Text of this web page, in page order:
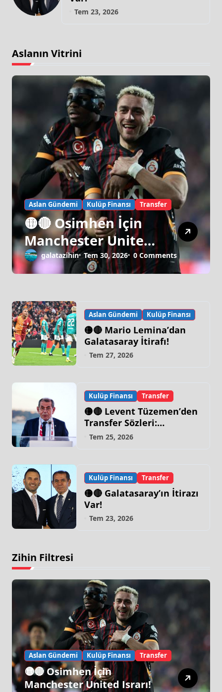
Tem 23, 2026
Aslanın Vitrini
Aslan Gündemi Kulüp Finansı Transfer
🟡🔴 Osimhen İçin
Manchester United
Israrı!
galatazihin Tem 30, 2026 0 Comments
Aslan Gündemi Kulüp Finansı
🟡🔴 Mario Lemina’dan
Galatasaray İtirafı!
Tem 27, 2026
Kulüp Finansı Transfer
🟡🔴 Levent Tüzemen’den
Transfer Sözleri:
“Galatasaray’ın Zirve
Tem 25, 2026
Kulüp Finansı Transfer
🟡🔴 Galatasaray’ın İtirazı
Var!
Tem 23, 2026
Zihin Filtresi
Aslan Gündemi Kulüp Finansı Transfer
🟡🔴 Osimhen İçin
Manchester United Israrı!